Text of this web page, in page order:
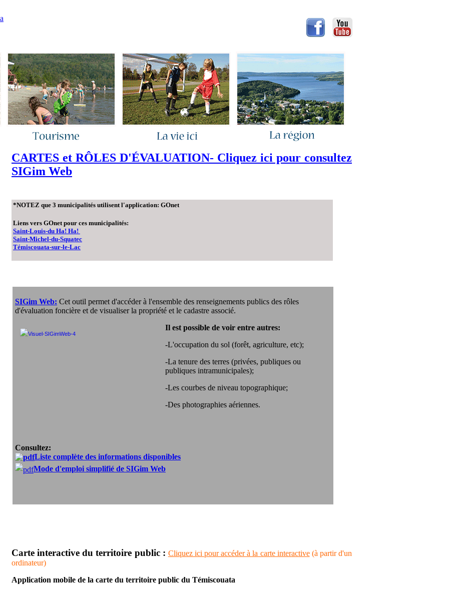
CARTES et RÔLES D'ÉVALUATION- Cliquez ici pour consultez
SIGim Web
*NOTEZ que 3 municipalités utilisent l'application: GOnet
Liens vers GOnet pour ces municipalités:
Saint-Louis-du Ha! Ha!
Saint-Michel-du-Squatec
Témiscouata-sur-le-Lac
SIGim Web: Cet outil permet d'accéder à l'ensemble des renseignements publics des rôles
d'évaluation foncière et de visualiser la propriété et le cadastre associé.
Il est possible de voir entre autres:
-L'occupation du sol (forêt, agriculture, etc);
-La tenure des terres (privées, publiques ou
publiques intramunicipales);
-Les courbes de niveau topographique;
-Des photographies aériennes.
Consultez:
Liste complète des informations disponibles
Mode d'emploi simplifié de SIGim Web
Carte interactive du territoire public : Cliquez ici pour accéder à la carte interactive(à partir d'un
ordinateur)
Application mobile de la carte du territoire public du Témiscouata